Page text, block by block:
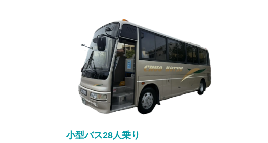
小型バス28人乗り